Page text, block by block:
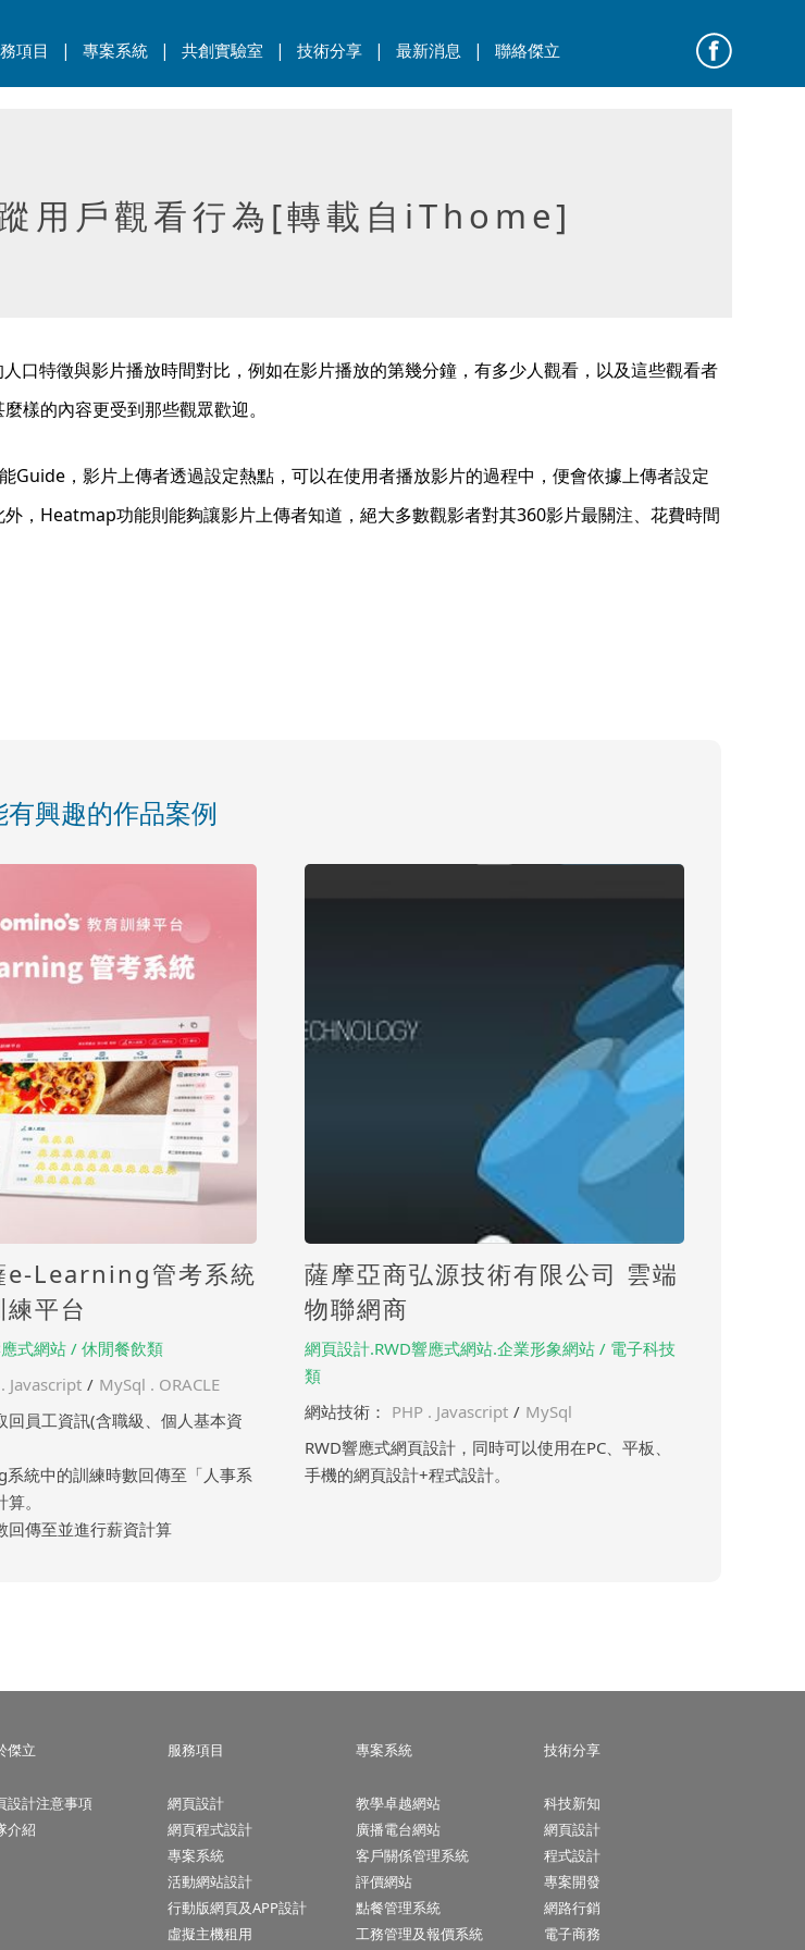
項目 | 專案系統| 共創實驗室 | 技術分享| 最新消息 | 聯絡傑立
用戶觀看行為[轉載自iThome]
特徵與影片播放時間對比，例如在影片播放的第幾分鐘，有多少人觀看，以及這些觀看者
樣的內容更受到那些觀眾歡迎。
，影片上傳者透過設定熱點，可以在使用者播放影片的過程中，便會依據上傳者設定
，Heatmap功能則能夠讓影片上傳者知道，絕大多數觀影者對其360影片最關注、花費時間
有興趣的作品案例
e-Learning管考系統
平台
式網站 / 休閒餐飲類
Javascript / MySql . ORACLE
回員工資訊(含職級、個人基本資
統中的訓練時數回傳至「人事系
。
回傳至並進行薪資計算
薩摩亞商弘源技術有限公司 雲端
物聯網商
網頁設計.RWD響應式網站.企業形象網站 / 電子科技
類
網站技術： PHP . Javascript / MySql
RWD響應式網頁設計，同時可以使用在PC、平板、
手機的網頁設計+程式設計。
傑立
設計注意事項
介紹
服務項目
網頁設計
網頁程式設計
專案系統
活動網站設計
行動版網頁及APP設計
虛擬主機租用
專案系統
教學卓越網站
廣播電台網站
客戶關係管理系統
評價網站
點餐管理系統
工務管理及報價系統
技術分享
科技新知
網頁設計
程式設計
專案開發
網路行銷
電子商務